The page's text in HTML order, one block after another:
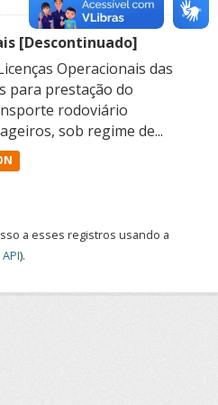
[Descontinuado]
Operacionais das
para prestação do
rodoviário
sob regime de...
a esses registros usando a
).